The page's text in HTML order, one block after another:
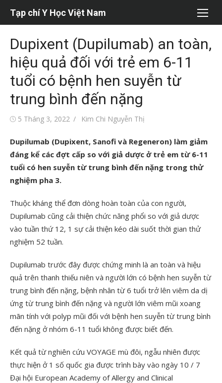
dung
Tạp chí Y Học Việt Nam
Dupixent (Dupilumab) an toàn,
hiệu quả đối với trẻ em 6-11
tuổi có bệnh hen suyễn từ
trung bình đến nặng
Đăng5 Tháng 3, 2022
Tác
Kim Chi Nguyễn Thị
Dupilumab (Dupixent, Sanofi và Regeneron) làm giảm
đáng kể các đợt cấp so với giả dược ở trẻ em từ 6-11
tuổi có hen suyễn từ trung bình đến nặng trong thử
nghiệm pha 3.
Thuộc kháng thể đơn dòng hoàn toàn của con người,
Dupilumab cũng cải thiện chức năng phổi so với giả dược
vào tuần thứ 12, 1 sự cải thiện kéo dài suốt thời gian thử
nghiệm 52 tuần.
Dupilumab trước đây được chứng minh là an toàn và hiệu
quả trên thanh thiếu niên và người lớn có bệnh hen suyễn từ
trung bình đến nặng, bệnh nhân từ 6 tuổi trở lên viêm da dị
ứng từ trung bình đến nặng và người lớn viêm mũi xoang
mãn tính với polyp mũi đối với bệnh hen suyễn từ trung bình
đến nặng ở nhóm 6-11 tuổi không được biết đến.
Kết quả từ nghiên cứu VOYAGE mù đôi, ngẫu nhiên được
thực hiện ở 1 số quốc gia được trình bày vào ngày 10 / 7
Đại hội European Academy of Allergy and Clinical